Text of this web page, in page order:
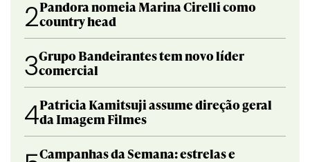
2Pandora nomeia Marina Cirelli como
country head
3Grupo Bandeirantes tem novo líder
comercial
4Patricia Kamitsuji assume direção geral
da Imagem Filmes
Campanhas da Semana: estrelas e